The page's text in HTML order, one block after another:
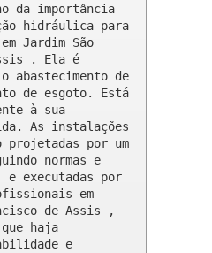
da importância
hidráulica para
Jardim São
. Ela é
abastecimento de
de esgoto. Está
à sua
As instalações
projetadas por um
normas e
e executadas por
em
de Assis ,
haja
e